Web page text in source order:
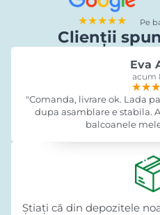
★★★★★ Pe
Clienții
Eva
acum
"Comanda, livrare ok. Lada
dupa asamblare e stabila.
balcoanele
Știați că din depozitele